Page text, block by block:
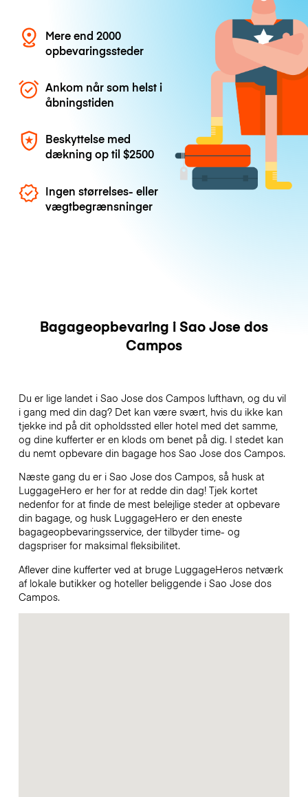
Mere end 2000
opbevaringssteder
Ankom når som helst i
åbningstiden
Beskyttelse med
dækning op til$2500
Ingen størrelses- eller
vægtbegrænsninger
Bagageopbevaring i Sao Jose dos
Campos
Du er lige landet i Sao Jose dos Campos lufthavn, og du vil
i gang med din dag? Det kan være svært, hvis du ikke kan
tjekke ind på dit opholdssted eller hotel med det samme,
og dine kufferter er en klods om benet på dig. I stedet kan
du nemt opbevare din bagage hos Sao Jose dos Campos.
Næste gang du er i Sao Jose dos Campos, så husk at
LuggageHero er her for at redde din dag! Tjek kortet
nedenfor for at finde de mest belejlige steder at opbevare
din bagage, og husk LuggageHero er den eneste
bagageopbevaringsservice, der tilbyder time- og
dagspriser for maksimal fleksibilitet.
Aflever dine kufferter ved at bruge LuggageHeros netværk
af lokale butikker og hoteller beliggende i Sao Jose dos
Campos.